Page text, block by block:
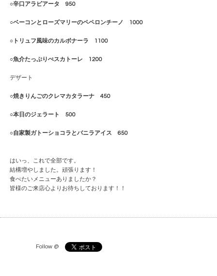
○辛口アラビアータ 950
○ベーコンとローズマリーのペペロンチーノ 1000
○トリュフ風味のカルボナーラ 1100
○魚介たっぷりぺスカトーレ 1200
デザート
○焼きりんごのクレマカタラーナ 450
○本日のジェラート 500
○自家製ガトーショコラとバニラアイス 650
はいっ、これで全部です。
結構増やしました。頑張ります！
食べたいメニューありましたか？
皆様のご来店心よりお待ちしております！！
Follow @